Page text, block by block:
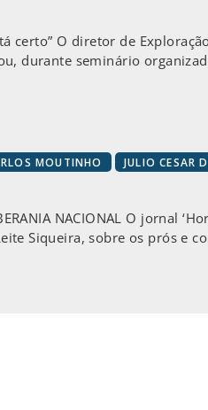
certo” O diretor de
durante seminário
MOUTINHO JULIO CESAR
NACIONAL O jornal
Siqueira, sobre os prós e